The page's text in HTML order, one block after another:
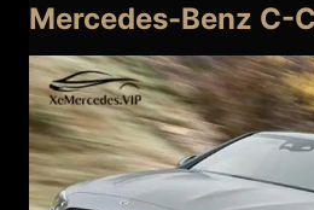
Mercedes-Benz C-